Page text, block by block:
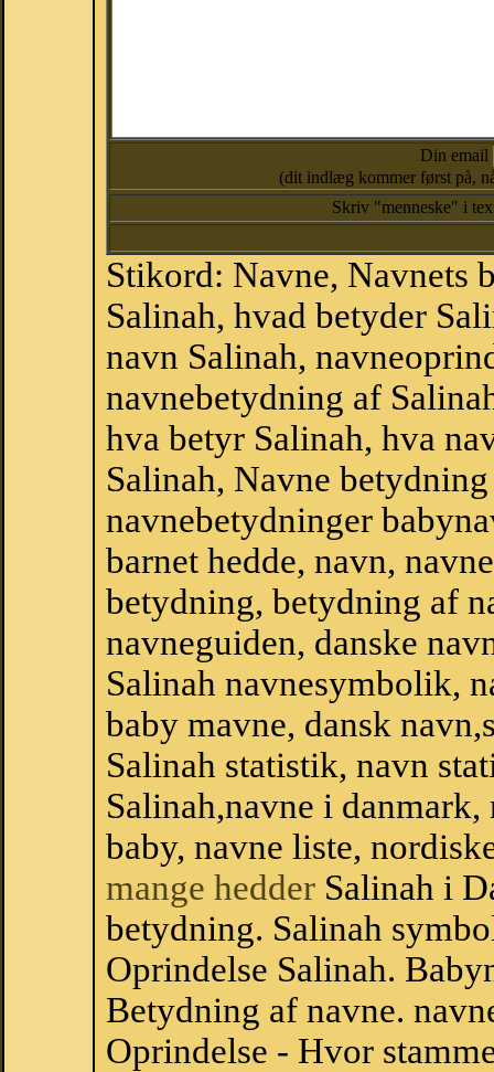
Din email
(dit indlæg kommer først på,
Skriv "menneske" i
Stikord: Navne, Navnets
Salinah, hvad betyder
navn Salinah,
navnebetydning af
hva betyr Salinah, hva
Salinah, Navne
navnebetydninger
barnet hedde, navn,
betydning, betydning af
navneguiden, danske
Salinah navnesymbolik,
baby mavne, dansk
Salinah statistik, navn
Salinah,navne i
baby, navne liste,
mange hedder Salinah i
betydning. Salinah
Oprindelse Salinah.
Betydning af navne.
Oprindelse - Hvor